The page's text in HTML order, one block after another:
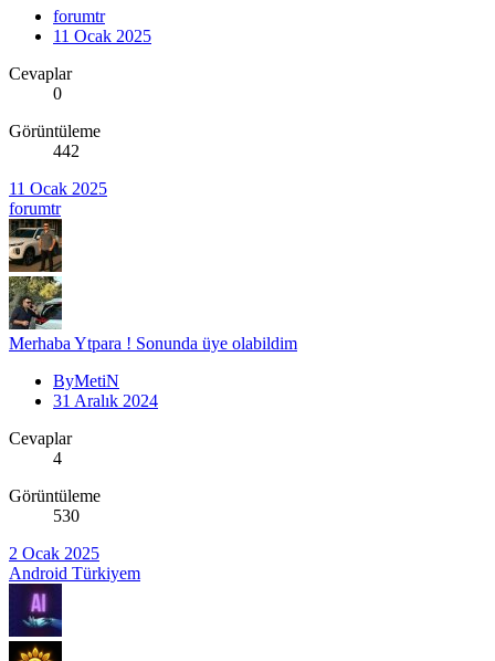
forumtr
11 Ocak 2025
Cevaplar
0
Görüntüleme
442
11 Ocak 2025
forumtr
Merhaba Ytpara ! Sonunda üye olabildim
ByMetiN
31 Aralık 2024
Cevaplar
4
Görüntüleme
530
2 Ocak 2025
Android Türkiyem